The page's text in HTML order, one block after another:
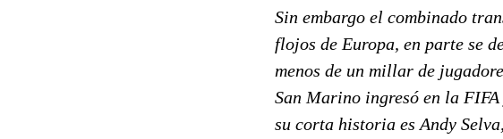
Sin embargo el combinado
flojos de Europa, en parte se
menos de un millar de
San Marino ingresó en la
su corta historia es Andy